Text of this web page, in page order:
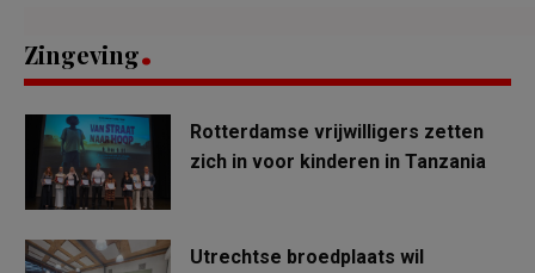
Zingeving
Rotterdamse vrijwilligers zetten
zich in voor kinderen in Tanzania
Utrechtse broedplaats wil